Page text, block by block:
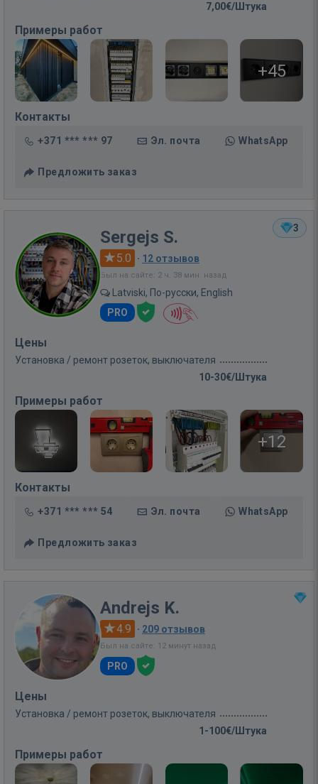
7,00€/Штука
Примеры работ
+45
Контакты
+371 *** *** 97 Эл. почта WhatsApp
Предложить заказ
3
Sergejs S.
5.0 · 12 отзывов
Был на сайте: 2 ч. 38 мин. назад
Latviski, По-русски, English
PRO
Цены
Установка / ремонт розеток, выключателя
10-30€/Штука
Примеры работ
+12
Контакты
+371 *** *** 54 Эл. почта WhatsApp
Предложить заказ
Andrejs K.
4.9 · 209 отзывов
Был на сайте: 12 минут назад
PRO
Цены
Установка / ремонт розеток, выключателя
1-100€/Штука
Примеры работ